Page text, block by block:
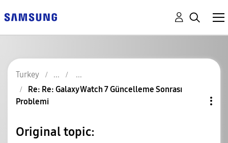
Turkey
Re: Re: Galaxy Watch 7 Güncelleme Sonrası
Problemi
Original topic: